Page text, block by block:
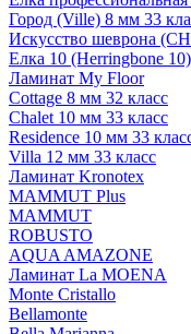
Город (Ville) 8 мм 33
Искусство шеврона
Елка 10 (Herringbone
Ламинат My Floor
Cottage 8 мм 32 класс
Chalet 10 мм 33 класс
Residence 10 мм 33
Villa 12 мм 33 класс
Ламинат Kronotex
MAMMUT Plus
MAMMUT
ROBUSTO
AQUA AMAZONE
Ламинат La MOENA
Monte Cristallo
Bellamonte